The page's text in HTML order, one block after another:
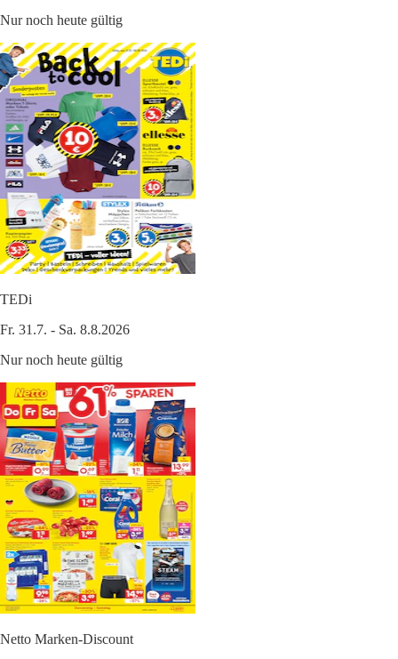
Nur noch heute gültig
TEDi
Fr. 31.7. - Sa. 8.8.2026
Nur noch heute gültig
Netto Marken-Discount